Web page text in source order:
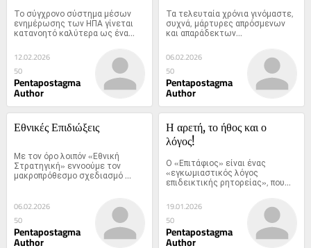
το Κοινό Αιχμάλωτο του
Νοήματος και Κατευθύνουν
Πιστεύει
Το σύγχρονο σύστημα μέσων
ενημέρωσης των ΗΠΑ γίνεται
κατανοητό καλύτερα ως ένα...
12.02.2026
50
Pentapostagma
Author
Τα τελευταία χρόνια γινόμαστε,
συχνά, μάρτυρες απρόσμενων
και απαράδεκτων...
06.02.2026
50
Pentapostagma
Author
Εθνικές Επιδιώξεις
Με τον όρο λοιπόν «Εθνική
Στρατηγική» εννοούμε τον
μακροπρόθεσμο σχεδιασμό
μιας...
06.02.2026
50
Pentapostagma
Author
Η αρετή, το ήθος και ο
λόγος!
Ο «Επιτάφιος» είναι ένας
«εγκωμιαστικός λόγος
επιδεικτικής ρητορείας», που...
19.01.2026
50
Pentapostagma
Author